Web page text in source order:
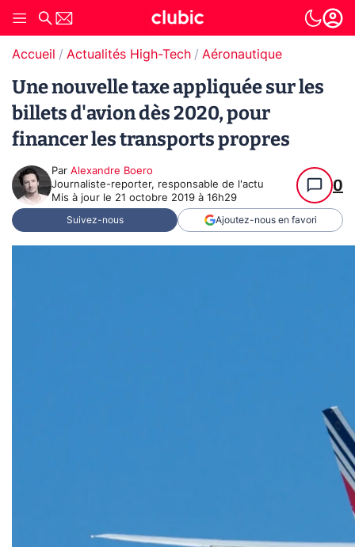
Accueil Actualités High-Tech Aéronautique
Une nouvelle taxe appliquée sur les
billets d'avion dès 2020, pour
financer les transports propres
Par Alexandre Boero
Journaliste-reporter, responsable de l'actu
Mis à jour le 21 octobre 2019 à 16h29
0
Suivez-nous Ajoutez-nous en favori